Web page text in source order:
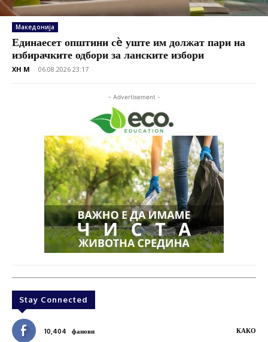
Македонија
Единаесет општини сè уште им должат пари на
избирачките одбори за ланските избори
XH M - 06.08.2026 23:17
- Advertisement -
Stay Connected
10,404 фанови КАКО